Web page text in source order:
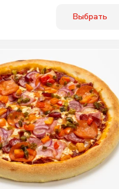
Выбрать